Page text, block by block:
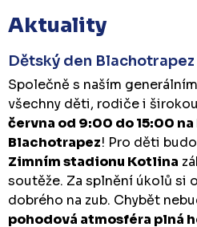
Aktuality
Dětský den Blachotrapez
Společně s naším
všechny děti, rodiče i
června od 9:00 do 15:00 na
Blachotrapez! Pro děti
Zimním stadionu Kotlina
soutěže. Za splnění úkolů si
dobrého na zub. Chybět
pohodová atmosféra plná